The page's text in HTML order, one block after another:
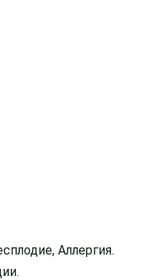
Аллергия.